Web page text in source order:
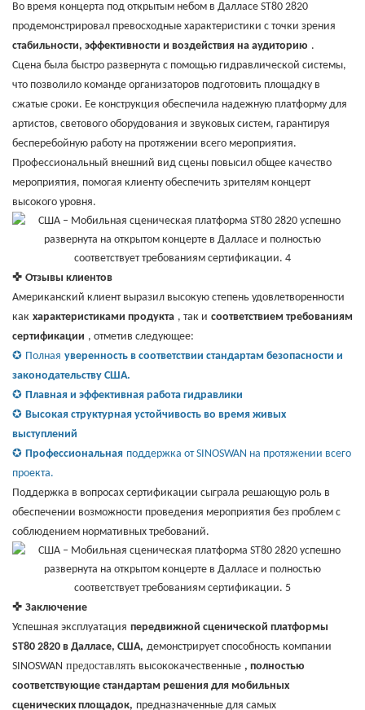
Во время концерта под открытым небом в Далласе ST80 2820
продемонстрировал превосходные характеристики с точки зрения
стабильности, эффективности и воздействия на аудиторию .
Сцена была быстро развернута с помощью гидравлической системы,
что позволило команде организаторов подготовить площадку в
сжатые сроки. Ее конструкция обеспечила надежную платформу для
артистов, светового оборудования и звуковых систем, гарантируя
бесперебойную работу на протяжении всего мероприятия.
Профессиональный внешний вид сцены повысил общее качество
мероприятия, помогая клиенту обеспечить зрителям концерт
высокого уровня.
✜ Отзывы клиентов
Американский клиент выразил высокую степень удовлетворенности
как характеристиками продукта , так и соответствием требованиям
сертификации , отметив следующее:
✪ Полная уверенность в соответствии стандартам безопасности и
законодательству США.
✪ Плавная и эффективная работа гидравлики
✪ Высокая структурная устойчивость во время живых
выступлений
✪ Профессиональная поддержка от SINOSWAN на протяжении всего
проекта.
Поддержка в вопросах сертификации сыграла решающую роль в
обеспечении возможности проведения мероприятия без проблем с
соблюдением нормативных требований.
✜ Заключение
Успешная эксплуатация передвижной сценической платформы
ST80 2820 в Далласе, США, демонстрирует способность компании
SINOSWAN предоставлять высококачественные , полностью
соответствующие стандартам решения для мобильных
сценических площадок, предназначенные для самых